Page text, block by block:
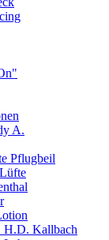
A.
Pflugbeil
Kallbach